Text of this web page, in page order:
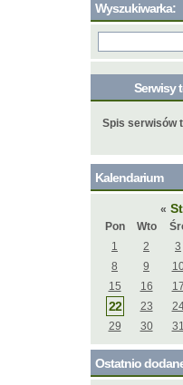
Wyszukiwarka:
Serwisy
Spis serwisów
Kalendarium
«
Pon
Wto
1
2 3
8
9
15
16 17
22 23
29
30
31
Ostatnio